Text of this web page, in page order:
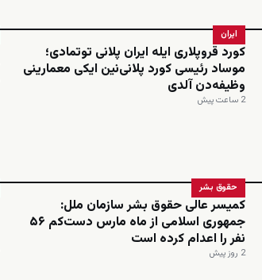
ایران
کورد قروپلاری ایله ایران پلانی توتمادی؛
موساد رئیسی کورد پلانی‌نین ایکی معمارینی
وظیفه‌دن آلدی
2 ساعت پیش
حقوق بشر
کمیسر عالی حقوق بشر سازمان ملل:
جمهوری اسلامی از ماه مارس دست‌کم ۵۶
نفر را اعدام کرده است
2 روز پیش